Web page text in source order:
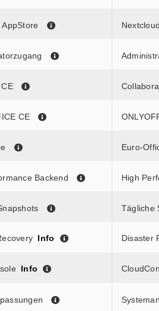
CE
Backend
Info
Info
Euro-
High
Tägliche
Disaster